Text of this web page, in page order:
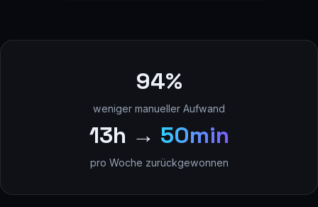
94%
weniger manueller Aufwand
13h → 50min
pro Woche zurückgewonnen